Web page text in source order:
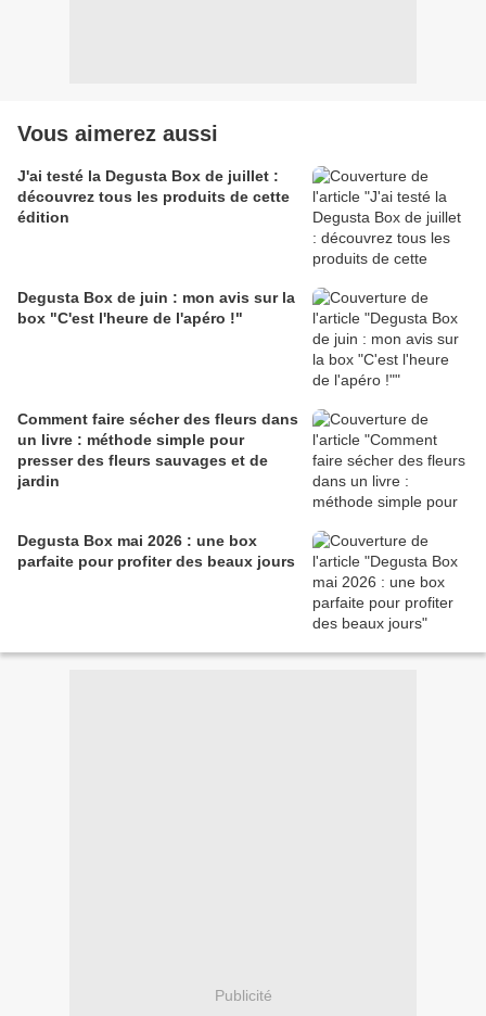
Vous aimerez aussi
J'ai testé la Degusta Box de juillet :
découvrez tous les produits de cette
édition
Degusta Box de juin : mon avis sur la
box "C'est l'heure de l'apéro !"
Comment faire sécher des fleurs dans
un livre : méthode simple pour
presser des fleurs sauvages et de
jardin
Degusta Box mai 2026 : une box
parfaite pour profiter des beaux jours
Publicité